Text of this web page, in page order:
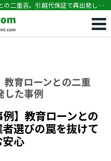
二重苦。引越代保証で再出発した
教育ローンとの二重
した事例
例】教育ローンとの
選びの罠を抜けて
心